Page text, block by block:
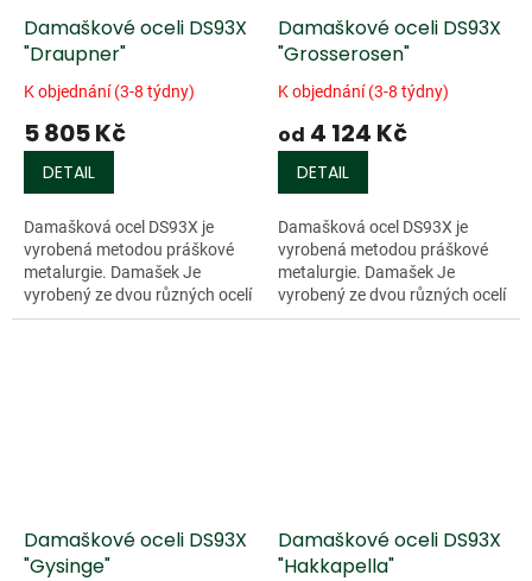
Damaškové oceli DS93X
"Draupner"
K objednání (3-8 týdny)
5 805 Kč
DETAIL
Damašková ocel DS93X je
vyrobená metodou práškové
metalurgie. Damašek Je
vyrobený ze dvou různých ocelí
o různých třídách
Damaškové oceli DS93X
"Grosserosen"
K objednání (3-8 týdny)
od 4 124 Kč
DETAIL
Damašková ocel DS93X je
vyrobená metodou práškové
metalurgie. Damašek Je
vyrobený ze dvou různých ocelí
o různých třídách
Damaškové oceli DS93X
"Gysinge"
Damaškové oceli DS93X
"Hakkapella"